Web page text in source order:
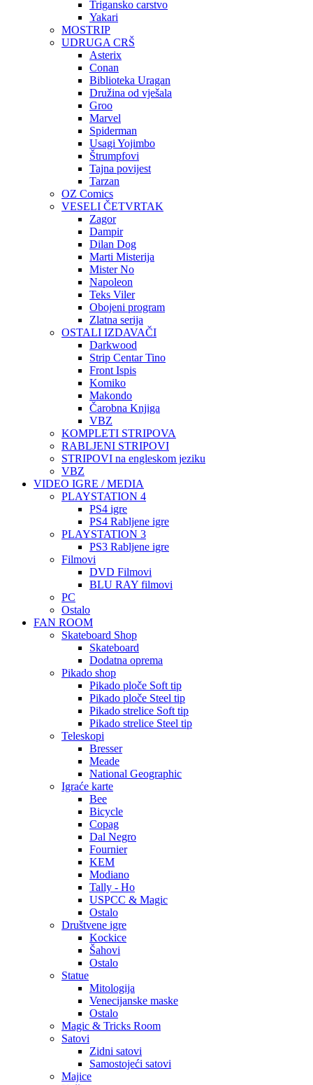
Trigansko carstvo
Yakari
MOSTRIP
UDRUGA CRŠ
Asterix
Conan
Biblioteka Uragan
Družina od vješala
Groo
Marvel
Spiderman
Usagi Yojimbo
Štrumpfovi
Tajna povijest
Tarzan
OZ Comics
VESELI ČETVRTAK
Zagor
Dampir
Dilan Dog
Marti Misterija
Mister No
Napoleon
Teks Viler
Obojeni program
Zlatna serija
OSTALI IZDAVAČI
Darkwood
Strip Centar Tino
Front Ispis
Komiko
Makondo
Čarobna Knjiga
VBZ
KOMPLETI STRIPOVA
RABLJENI STRIPOVI
STRIPOVI na engleskom jeziku
VBZ
VIDEO IGRE / MEDIA
PLAYSTATION 4
PS4 igre
PS4 Rabljene igre
PLAYSTATION 3
PS3 Rabljene igre
Filmovi
DVD Filmovi
BLU RAY filmovi
PC
Ostalo
FAN ROOM
Skateboard Shop
Skateboard
Dodatna oprema
Pikado shop
Pikado ploče Soft tip
Pikado ploče Steel tip
Pikado strelice Soft tip
Pikado strelice Steel tip
Teleskopi
Bresser
Meade
National Geographic
Igraće karte
Bee
Bicycle
Copag
Dal Negro
Fournier
KEM
Modiano
Tally - Ho
USPCC & Magic
Ostalo
Društvene igre
Kockice
Šahovi
Ostalo
Statue
Mitologija
Venecijanske maske
Ostalo
Magic & Tricks Room
Satovi
Zidni satovi
Samostojeći satovi
Majice